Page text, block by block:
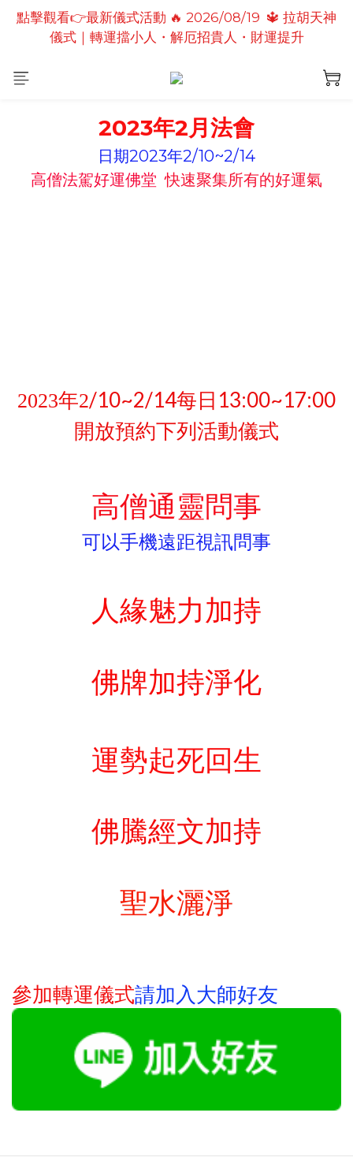
點擊觀看👉最新儀式活動🔥2026/08/19 💗2026七夕
情定善緣桃花燈｜泰國高僧祈願點燈儀式
點擊觀看👉最新儀式活動 🔥 2026/08/19  🔱 拉胡天神
儀式｜轉運擋小人・解厄招貴人・財運提升
點擊觀看👉最新儀式活動🔥 2026/08/31 💖愛神儀式
點擊觀看👉最新儀式活動🔥2026/08/19 💗2026七夕
情定善緣桃花燈｜泰國高僧祈願點燈儀式
2023年2月法會
日期2023年2/10~2/14
高僧法駕好運佛堂 快速聚集所有的好運氣
2023年2/10~2/14每日13:00~17:00
開放預約下列活動儀式
高僧通靈問事
可以手機遠距視訊問事
人緣魅力加持
佛牌加持淨化
運勢起死回生
佛騰經文加持
聖水灑淨
參加轉運儀式請加入大師好友